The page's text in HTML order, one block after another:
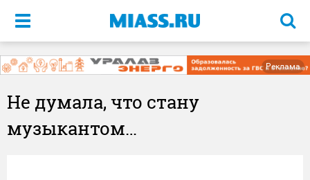
Меню
Реклама
Не думала, что стану
музыкантом…